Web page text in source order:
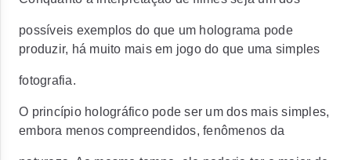
possíveis exemplos do que um holograma pode
produzir, há muito mais em jogo do que uma simples
fotografia.
O princípio holográfico pode ser um dos mais simples,
embora menos compreendidos, fenômenos da